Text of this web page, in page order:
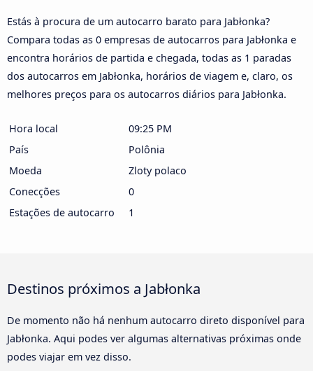
Estás à procura de um autocarro barato para Jabłonka?
Compara todas as 0 empresas de autocarros para Jabłonka e
encontra horários de partida e chegada, todas as 1 paradas
dos autocarros em Jabłonka, horários de viagem e, claro, os
melhores preços para os autocarros diários para Jabłonka.
Hora local
09:25 PM
País
Polônia
Moeda
Zloty polaco
Conecções
0
Estações de autocarro
1
Destinos próximos a Jabłonka
De momento não há nenhum autocarro direto disponível para
Jabłonka. Aqui podes ver algumas alternativas próximas onde
podes viajar em vez disso.